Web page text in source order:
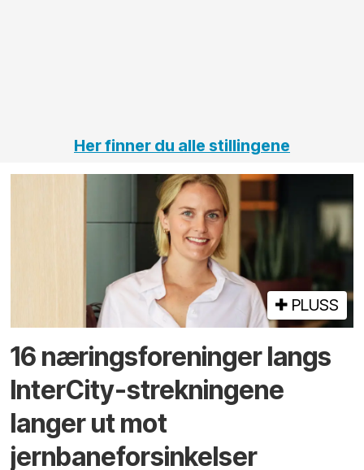
Her finner du alle stillingene
PLUSS
16 næringsforeninger langs
InterCity-strekningene
langer ut mot
jernbaneforsinkelser